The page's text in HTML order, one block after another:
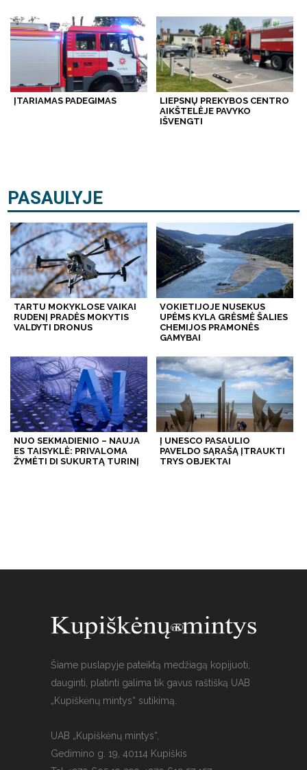
ĮTARIAMAS PADEGIMAS
LIEPSNŲ PREKYBOS CENTRO
AIKŠTELĖJE PAVYKO
IŠVENGTI
PASAULYJE
TARTU MOKYKLOSE VAIKAI
RUDENĮ PRADĖS MOKYTIS
VALDYTI DRONUS
VOKIETIJOJE NUSEKUS
UPĖMS KYLA GRĖSMĖ ŠALIES
CHEMIJOS PRAMONĖS
GAMYBAI
NUO SEKMADIENIO – NAUJA
ES TAISYKLĖ: PRIVALOMA
ŽYMĖTI DI SUKURTĄ TURINĮ
Į UNESCO PASAULIO
PAVELDO SĄRAŠĄ ĮTRAUKTI
TRYS OBJEKTAI
Šiame puslapyje pateiktą medžiagą kopijuoti,
dauginti, platinti galima tik gavus raštišką UAB
„Kupiškėnų mintys“ sutikimą.
UAB „Kupiškėnų mintys“,
Gedimino g. 19, 40114 Kupiškis